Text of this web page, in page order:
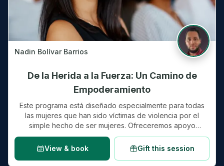
Nadin Bolívar Barrios
De la Herida a la Fuerza: Un Camino de
Empoderamiento
Este programa está diseñado especialmente para todas
las mujeres que han sido víctimas de violencia por el
simple hecho de ser mujeres. Ofreceremos apoyo
emocional y herramientas…
View & book
Gift this session